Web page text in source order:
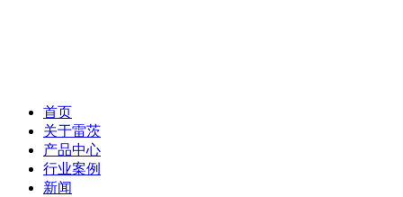
首页
关于雷茨
产品中心
行业案例
新闻